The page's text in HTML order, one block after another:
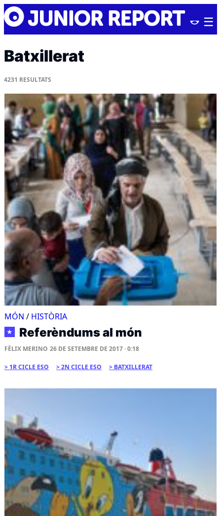
Skip
to
content
Junior
Report
Batxillerat
4231 RESULTATS
MÓN / HISTÒRIA
★ Referèndums al món
FÈLIX MERINO 26 DE SETEMBRE DE 2017 · 0:18
1R CICLE ESO 2N CICLE ESO BATXILLERAT